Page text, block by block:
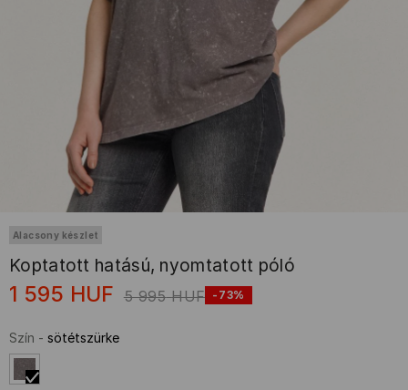
Alacsony készlet
Koptatott hatású, nyomtatott póló
1 595 HUF 5 995 HUF -73%
Szín - sötétszürke